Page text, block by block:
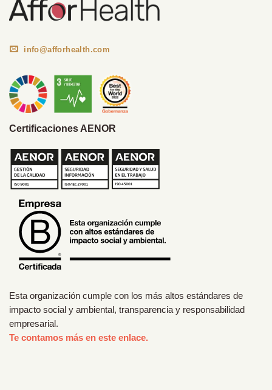
info@afforhealth.com
Certificaciones AENOR
Esta organización cumple con los más altos estándares de
impacto social y ambiental, transparencia y responsabilidad
empresarial.
Te contamos más en este enlace.